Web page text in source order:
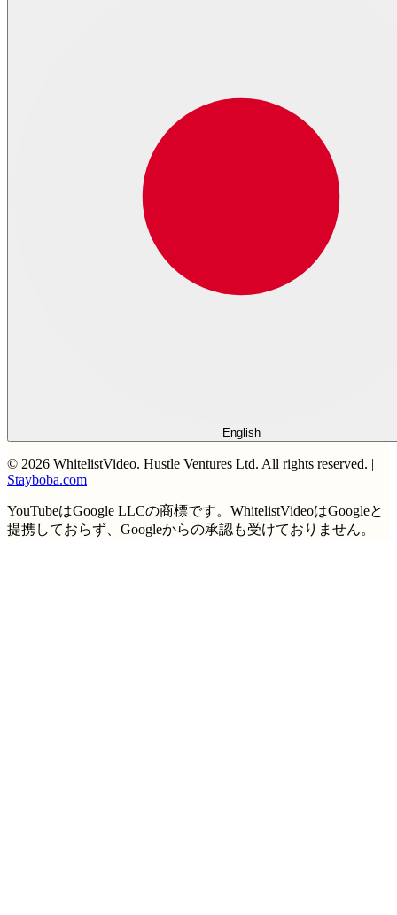
English
© 2026 WhitelistVideo. Hustle Ventures Ltd. All rights reserved. |
Stayboba.com
YouTubeはGoogle LLCの商標です。WhitelistVideoはGoogleと
提携しておらず、Googleからの承認も受けておりません。